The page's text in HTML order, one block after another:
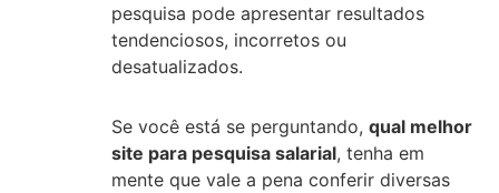
pesquisa pode apresentar resultados
tendenciosos, incorretos ou
desatualizados.
Se você está se perguntando, qual melhor
site para pesquisa salarial, tenha em
mente que vale a pena conferir diversas